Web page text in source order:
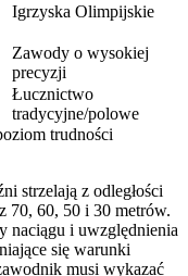
Igrzyska Olimpijskie
Zawody o wysokiej
precyzji
Łucznictwo
tradycyjne/polowe
trudności
strzelają z odległości
70, 60, 50 i 30 metrów.
naciągu i uwzględnienia
się warunki
musi wykazać